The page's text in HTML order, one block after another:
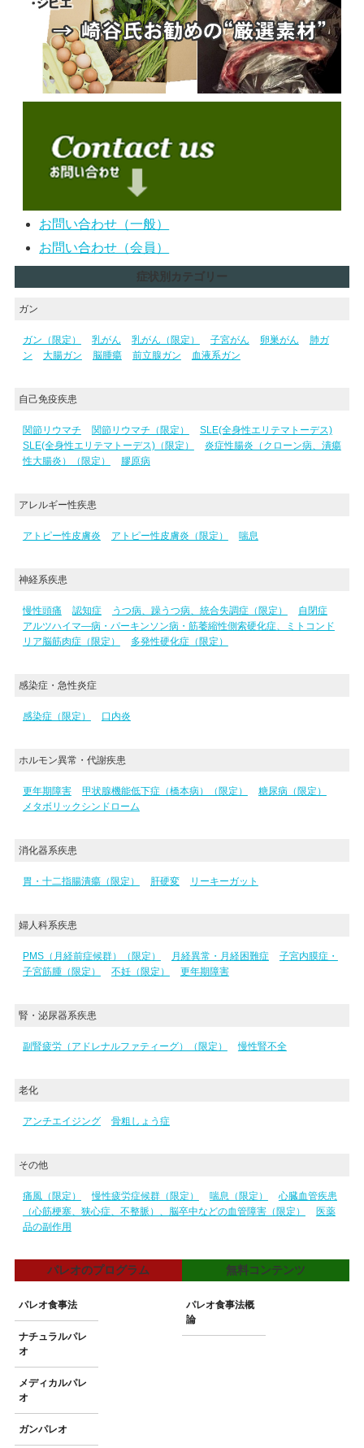
お問い合わせ（一般）
お問い合わせ（会員）
症状別カテゴリー
ガン
ガン（限定） 乳がん 乳がん（限定） 子宮がん 卵巣がん
肺ガ
ン
大腸ガン 脳腫瘍 前立腺ガン 血液系ガン
自己免疫疾患
関節リウマチ 関節リウマチ（限定）
SLE(全身性エリテマトーデス)
SLE(全身性エリテマトーデス)（限定）
炎症性腸炎（クローン病、潰瘍
性大腸炎）（限定）
膠原病
アレルギー性疾患
アトピー性皮膚炎 アトピー性皮膚炎（限定） 喘息
神経系疾患
慢性頭痛 認知症 うつ病、躁うつ病、統合失調症（限定）
自閉症
アルツハイマ―病・パーキンソン病・筋萎縮性側索硬化症、ミトコンド
リア脳筋肉症（限定）
多発性硬化症（限定）
感染症・急性炎症
感染症（限定） 口内炎
ホルモン異常・代謝疾患
更年期障害 甲状腺機能低下症（橋本病）（限定）
糖尿病（限定）
メタボリックシンドローム
消化器系疾患
胃・十二指腸潰瘍（限定） 肝硬変 リーキーガット
婦人科系疾患
PMS（月経前症候群）（限定） 月経異常・月経困難症
子宮内膜症・
子宮筋腫（限定）
不妊（限定） 更年期障害
腎・泌尿器系疾患
副腎疲労（アドレナルファティーグ）（限定） 慢性腎不全
老化
アンチエイジング 骨粗しょう症
その他
痛風（限定） 慢性疲労症候群（限定） 喘息（限定）
心臓血管疾患
（心筋梗塞、狭心症、不整脈）、脳卒中などの血管障害（限定）
医薬
品の副作用
パレオのプログラム
パレオ食事法
ナチュラルパレ
オ
メディカルパレ
オ
ガンパレオ
無料コンテンツ
パレオ食事法概
論